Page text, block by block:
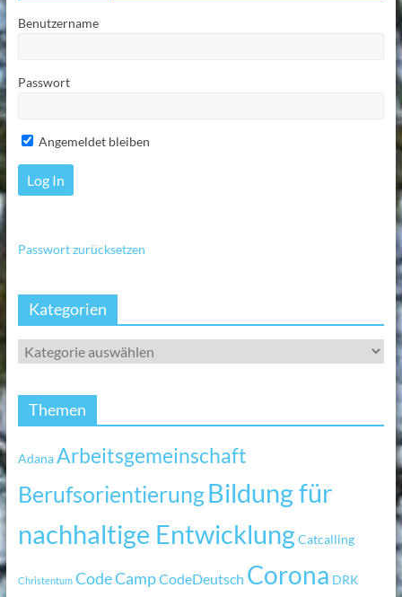
Benutzername
Passwort
Angemeldet bleiben
Passwort zurücksetzen
Kategorien
Themen
AdanaArbeitsgemeinschaft
BerufsorientierungBildung für
nachhaltige EntwicklungCatcalling
Christentum Code CampCodeDeutsch Corona DRK